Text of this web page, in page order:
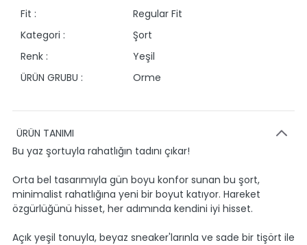
Fit :
Regular Fit
Kategori :
Şort
Renk :
Yeşil
ÜRÜN GRUBU :
Orme
ÜRÜN TANIMI
Bu yaz şortuyla rahatlığın tadını çıkar!
Orta bel tasarımıyla gün boyu konfor sunan bu şort,
minimalist rahatlığına yeni bir boyut katıyor. Hareket
özgürlüğünü hisset, her adımında kendini iyi hisset.
Açık yeşil tonuyla, beyaz sneaker'larınla ve sade bir tişört ile